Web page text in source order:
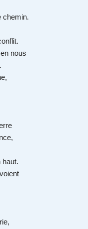
chemin.
nous
haut.